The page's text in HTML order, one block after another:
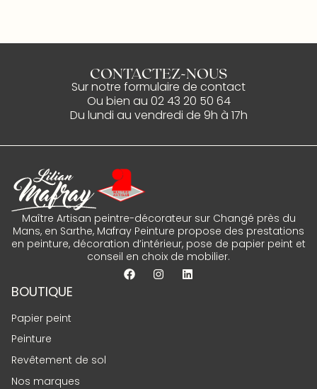
CONTACTEZ-NOUS
Sur notre formulaire de contact
Ou bien au 02 43 20 50 64
Du lundi au vendredi de 9h à 17h
Maître Artisan peintre-décorateur sur Changé près du
Mans, en Sarthe, Mafray Peinture propose des prestations
en peinture, décoration d’intérieur, pose de papier peint et
conseil en choix de mobilier.
BOUTIQUE
Papier peint
Peinture
Revêtement de sol
Nos marques